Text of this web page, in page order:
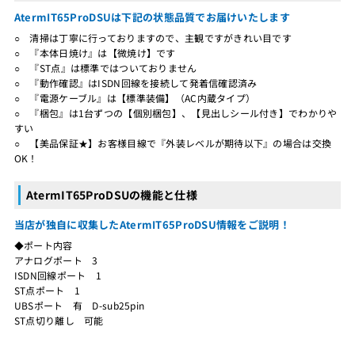
AtermIT65ProDSUは下記の状態品質でお届けいたします
○ 清掃は丁寧に行っておりますので、主観ですがきれい目です
○ 『本体日焼け』は【微焼け】です
○ 『ST点』は標準ではついておりません
○ 『動作確認』はISDN回線を接続して発着信確認済み
○ 『電源ケーブル』は【標準装備】（AC内蔵タイプ）
○ 『梱包』は1台ずつの【個別梱包】、【見出しシール付き】でわかりや
すい
○ 【美品保証★】お客様目線で『外装レベルが期待以下』の場合は交換
OK！
AtermIT65ProDSUの機能と仕様
当店が独自に収集したAtermIT65ProDSU情報をご説明！
◆ポート内容
アナログポート 3
ISDN回線ポート 1
ST点ポート 1
UBSポート 有 D-sub25pin
ST点切り離し 可能